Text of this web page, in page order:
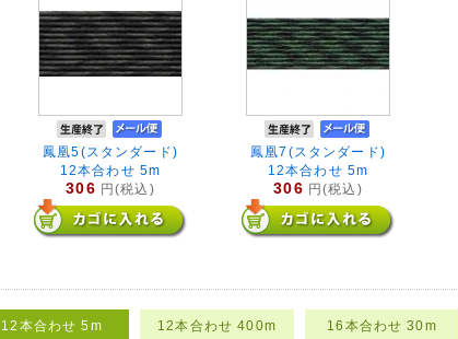
鳳凰5(スタンダード)
12本合わせ 5m
306 円(税込)
鳳凰7(スタンダード)
12本合わせ 5m
306 円(税込)
12本合わせ 5m 12本合わせ 400m 16本合わせ 30m